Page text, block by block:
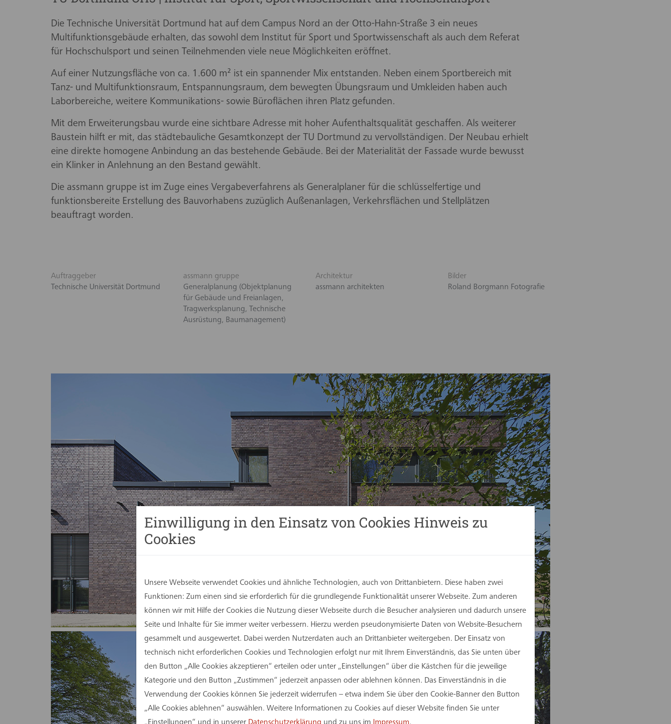
Die Technische Universität Dortmund hat auf dem Campus Nord an der Otto-Hahn-Straße 3 ein neues
Multifunktionsgebäude erhalten, das sowohl dem Institut für Sport und Sportwissenschaft als auch dem Referat
für Hochschulsport und seinen Teilnehmenden viele neue Möglichkeiten eröffnet.
Auf einer Nutzungsfläche von ca. 1.600 m² ist ein spannender Mix entstanden. Neben einem Sportbereich mit
Tanz- und Multifunktionsraum, Entspannungsraum, dem bewegten Übungsraum und Umkleiden haben auch
Laborbereiche, weitere Kommunikations- sowie Büroflächen ihren Platz gefunden.
Mit dem Erweiterungsbau wurde eine sichtbare Adresse mit hoher Aufenthaltsqualität geschaffen. Als weiterer
Baustein hilft er mit, das städtebauliche Gesamtkonzept der TU Dortmund zu vervollständigen. Der Neubau erhielt
eine direkte homogene Anbindung an das bestehende Gebäude. Bei der Materialität der Fassade wurde bewusst
ein Klinker in Anlehnung an den Bestand gewählt.
Die assmann gruppe ist im Zuge eines Vergabeverfahrens als Generalplaner für die schlüsselfertige und
funktionsbereite Erstellung des Bauvorhabens zuzüglich Außenanlagen, Verkehrsflächen und Stellplätzen
beauftragt worden.
Auftraggeber
Technische Universität Dortmund
assmann gruppe
Generalplanung (Objektplanung
für Gebäude und Freianlagen,
Tragwerksplanung, Technische
Ausrüstung, Baumanagement)
Architektur
assmann architekten
Bilder
Roland Borgmann Fotografie
Einwilligung in den Einsatz von Cookies Hinweis zu
Cookies
Unsere Webseite verwendet Cookies und ähnliche Technologien, auch von Drittanbietern. Diese haben zwei
Funktionen: Zum einen sind sie erforderlich für die grundlegende Funktionalität unserer Webseite. Zum anderen
können wir mit Hilfe der Cookies die Nutzung dieser Webseite durch die Besucher analysieren und dadurch unsere
Seite und Inhalte für Sie immer weiter verbessern. Hierzu werden pseudonymisierte Daten von Website-Besuchern
gesammelt und ausgewertet. Dabei werden Nutzerdaten auch an Drittanbieter weitergeben. Der Einsatz von
technisch nicht erforderlichen Cookies und Technologien erfolgt nur mit Ihrem Einverständnis, das Sie unten über
den Button „Alle Cookies akzeptieren“ erteilen oder unter „Einstellungen“ über die Kästchen für die jeweilige
Kategorie und den Button „Zustimmen“ jederzeit anpassen oder ablehnen können. Das Einverständnis in die
Verwendung der Cookies können Sie jederzeit widerrufen – etwa indem Sie über den Cookie-Banner den Button
„Alle Cookies ablehnen“ auswählen. Weitere Informationen zu Cookies auf dieser Website finden Sie unter
„Einstellungen“ und in unserer Datenschutzerklärung und zu uns im Impressum.